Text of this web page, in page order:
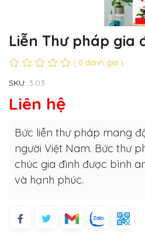
Liễn Thư pháp gia
( 0 đánh giá )
SKU: 3.03
Liên hệ
Bức liễn thư pháp mang
người Việt Nam. Bức thư
chúc gia đình được bình
và hạnh phúc.